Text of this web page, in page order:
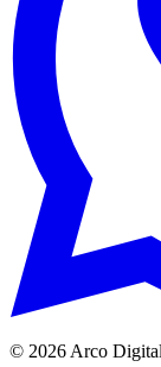
© 2026 Arco